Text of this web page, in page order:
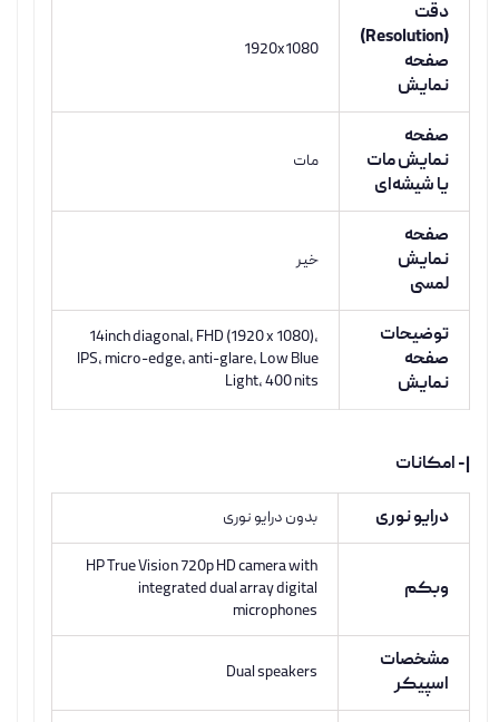
دقت
(Resolution)
صفحه
نمایش
1920x1080
صفحه
نمایش مات
یا شیشه‌ای
مات
صفحه
نمایش
لمسی
خیر
توضیحات
صفحه
نمایش
14inch diagonal, FHD (1920 x 1080),
IPS, micro-edge, anti-glare, Low Blue
Light, 400 nits
|- امکانات
درایو نوری بدون درایو نوری
وبکم
HP True Vision 720p HD camera with
integrated dual array digital
microphones
مشخصات
اسپیکر
Dual speakers